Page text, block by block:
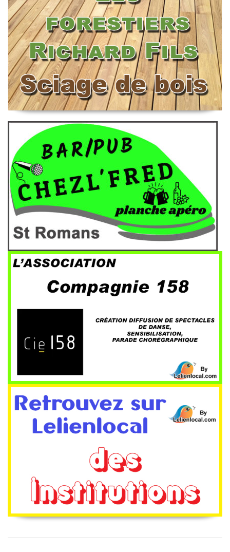
Chezl'Fred
Cie 158